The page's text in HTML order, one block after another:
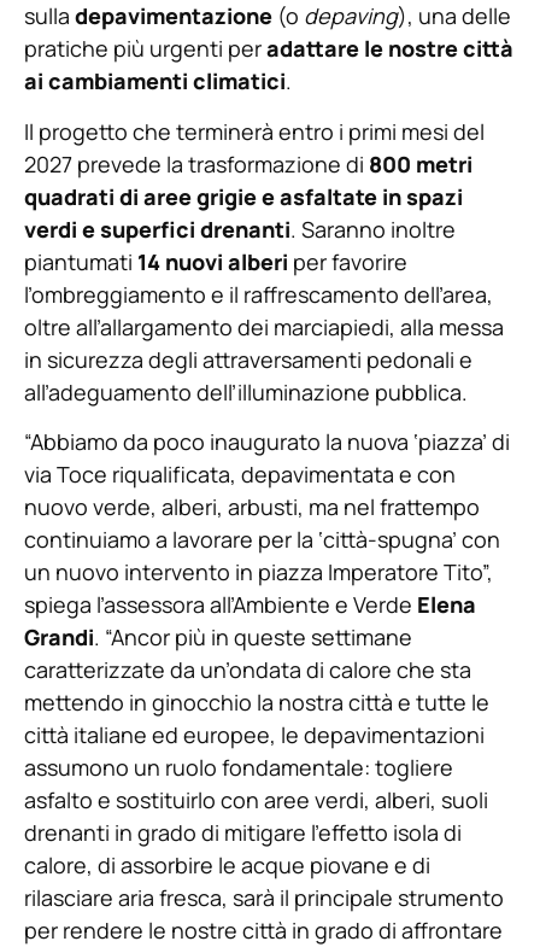
sulla depavimentazione (o depaving), una delle
pratiche più urgenti peradattare le nostre città
ai cambiamenti climatici.
Il progetto che terminerà entro i primi mesi del
2027 prevede la trasformazione di 800 metri
quadrati di aree grigie e asfaltate in spazi
verdi e superfici drenanti. Saranno inoltre
piantumati 14 nuovi alberi per favorire
l’ombreggiamento e il raffrescamento dell’area,
oltre all’allargamento dei marciapiedi, alla messa
in sicurezza degli attraversamenti pedonali e
all’adeguamento dell’illuminazione pubblica.
“Abbiamo da poco inaugurato la nuova ‘piazza’ di
via Toce riqualificata, depavimentata e con
nuovo verde, alberi, arbusti, ma nel frattempo
continuiamo a lavorare per la ‘città-spugna’ con
un nuovo intervento in piazza Imperatore Tito”,
spiega l’assessora all’Ambiente e Verde Elena
Grandi. “Ancor più in queste settimane
caratterizzate da un’ondata di calore che sta
mettendo in ginocchio la nostra città e tutte le
città italiane ed europee, le depavimentazioni
assumono un ruolo fondamentale: togliere
asfalto e sostituirlo con aree verdi, alberi, suoli
drenanti in grado di mitigare l’effetto isola di
calore, di assorbire le acque piovane e di
rilasciare aria fresca, sarà il principale strumento
per rendere le nostre città in grado di affrontare